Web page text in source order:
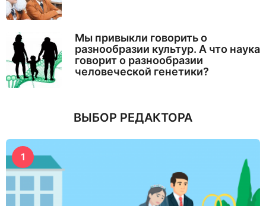
Мы привыкли говорить о
разнообразии культур. А что наука
говорит о разнообразии
человеческой генетики?
ВЫБОР РЕДАКТОРА
1